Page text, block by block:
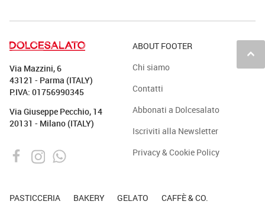
keyboard_arrow_up
Via Mazzini, 6
43121 - Parma (ITALY)
P.IVA: 01756990345
Via Giuseppe Pecchio, 14
20131 - Milano (ITALY)
ABOUT FOOTER
Chi siamo
Contatti
Abbonati a Dolcesalato
Iscriviti alla Newsletter
Privacy & Cookie Policy
PASTICCERIA BAKERY GELATO CAFFÈ & CO.